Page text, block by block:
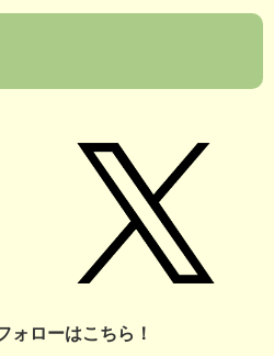
ォローはこちら！